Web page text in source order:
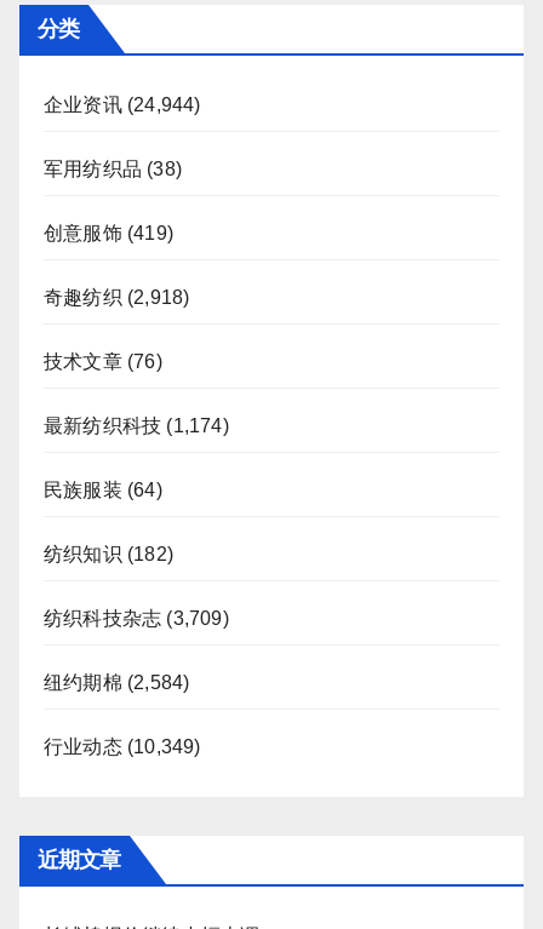
分类
企业资讯(24,944)
军用纺织品 (38)
创意服饰(419)
奇趣纺织 (2,918)
技术文章(76)
最新纺织科技 (1,174)
民族服装 (64)
纺织知识 (182)
纺织科技杂志 (3,709)
纽约期棉 (2,584)
行业动态(10,349)
近期文章